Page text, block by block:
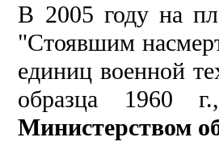
В 2005 году на
"Стоявшим
единиц военной
образца 1960
Министерством